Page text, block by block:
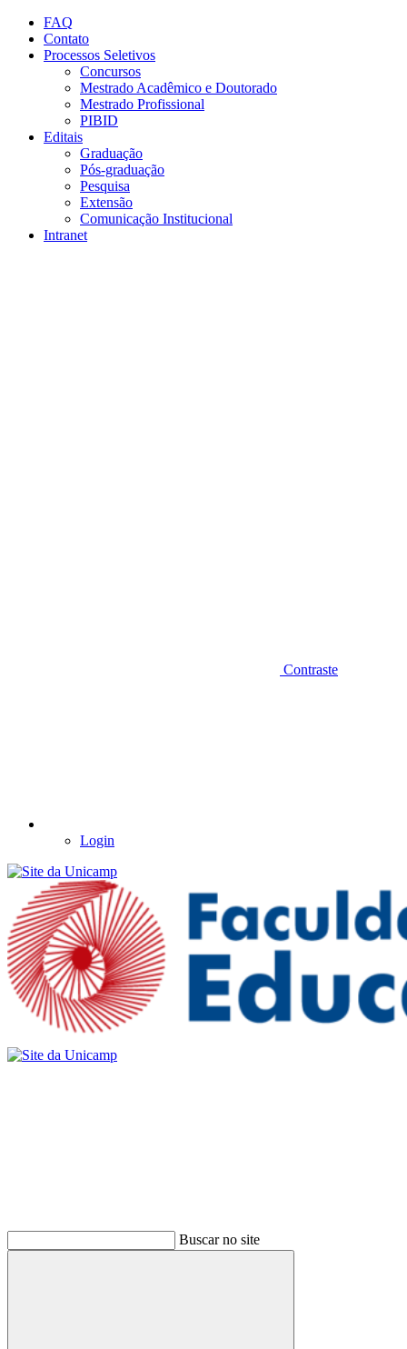
Conteúdo principal
FAQ
Contato
Processos Seletivos
Concursos
Mestrado Acadêmico e Doutorado
Mestrado Profissional
PIBID
Editais
Graduação
Pós-graduação
Pesquisa
Extensão
Comunicação Institucional
Intranet
Contraste
Login
Buscar no site